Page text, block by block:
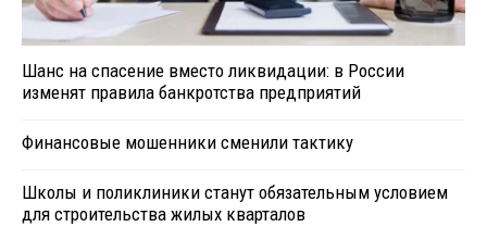
Шанс на спасение вместо ликвидации: в России
изменят правила банкротства предприятий
Финансовые мошенники сменили тактику
Школы и поликлиники станут обязательным условием
для строительства жилых кварталов